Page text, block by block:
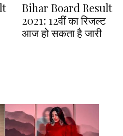
Bihar Board Result
2021: 12वीं का रिजल्ट
आज हो सकता है जारी